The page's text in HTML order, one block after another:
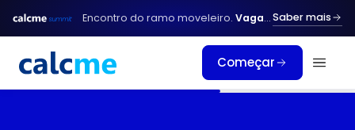
para
conteúdo
Encontro do ramo moveleiro. Vagas limitadas. Saber mais
Começar